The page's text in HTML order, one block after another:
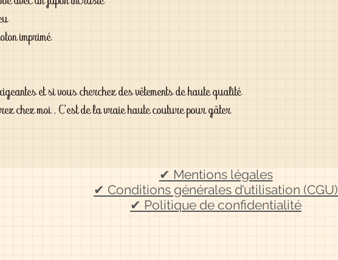
imprimé
et si vous cherchez des vêtements de haute qualité
chez moi . C'est de la vraie haute couture pour gâter
✔ Mentions légales
✔ Conditions générales d’utilisation (CGU)
✔ Politique de confidentialité